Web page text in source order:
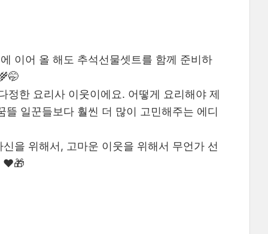
이어 올 해도 추석선물셋트를 함께 준비하
정한 요리사 이웃이에요. 어떻게 요리해야 제
일꾼들보다 훨씬 더 많이 고민해주는 에디
을 위해서, 고마운 이웃을 위해서 무언가 선
❤️🎁